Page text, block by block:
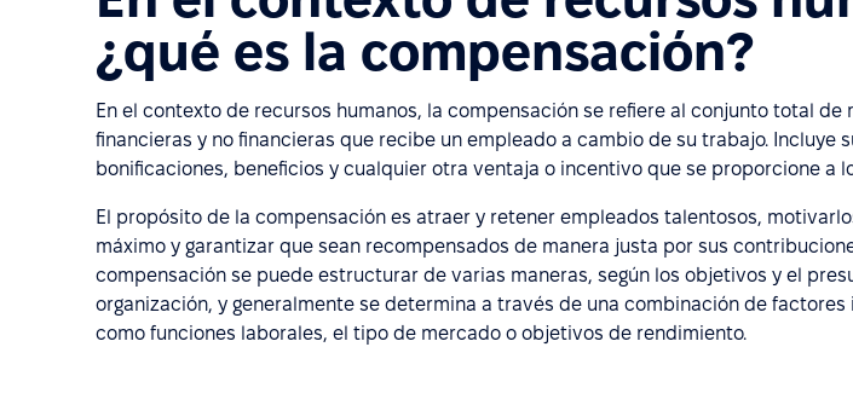
¿qué es la compensación?
En el contexto de recursos humanos, la compensación se refiere al conjunto total de
financieras y no financieras que recibe un empleado a cambio de su trabajo. Incluye
bonificaciones, beneficios y cualquier otra ventaja o incentivo que se proporcione a
El propósito de la compensación es atraer y retener empleados talentosos,
máximo y garantizar que sean recompensados de manera justa por sus
compensación se puede estructurar de varias maneras, según los objetivos y el
organización, y generalmente se determina a través de una combinación de factores
como funciones laborales, el tipo de mercado o objetivos de rendimiento.